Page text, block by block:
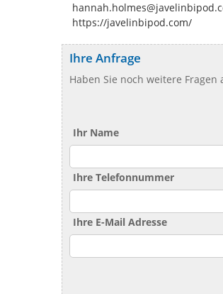
https://javelinbipod.com/
Ihre Anfrage
Haben Sie noch weitere
Ihr Name
Ihre Telefonnummer
Ihre E-Mail Adresse